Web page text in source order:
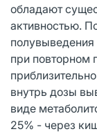
обладают
активностью.
полувыведения
при повторном
внутрь дозы
виде
25% - через